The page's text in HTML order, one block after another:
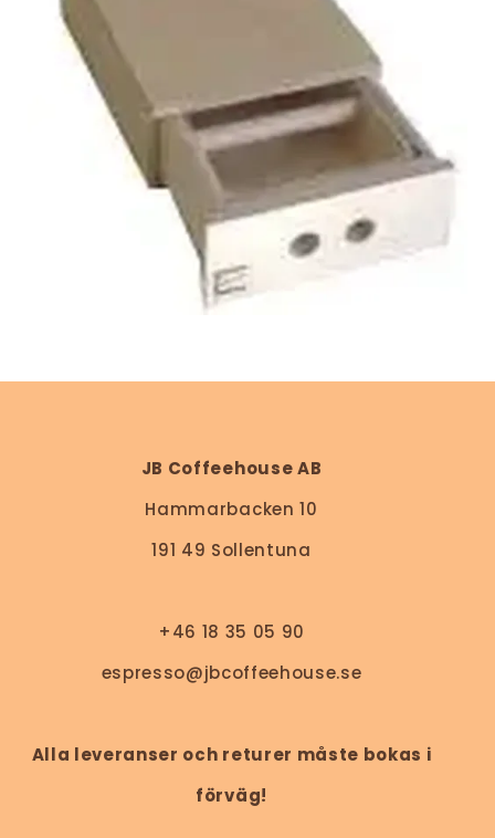
JB Coffeehouse AB
Hammarbacken 10
191 49 Sollentuna
+46 18 35 05 90
espresso@jbcoffeehouse.se
Alla leveranser och returer måste bokas i
förväg!